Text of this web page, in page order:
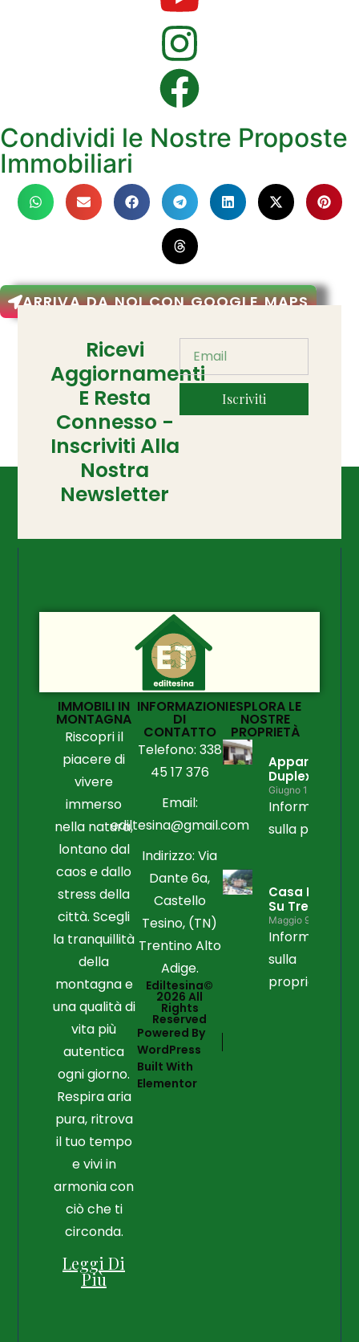
Condividi le Nostre Proposte
Immobiliari
ARRIVA DA NOI CON GOOGLE MAPS
Ricevi
Aggiornamenti
E Resta
Connesso -
Inscriviti Alla
Nostra
Newsletter
Iscriviti
IMMOBILI IN
MONTAGNA
Riscopri il
piacere di
vivere
immerso
nella natura,
lontano dal
caos e dallo
stress della
città. Scegli
la tranquillità
della
montagna e
una qualità di
vita più
autentica
ogni giorno.
Respira aria
pura, ritrova
il tuo tempo
e vivi in
armonia con
ciò che ti
circonda.
Leggi Di
Più
INFORMAZIONI
DI
CONTATTO
Telefono: 338
45 17 376
Email:
ediltesina@gmail.com
Indirizzo: Via
Dante 6a,
Castello
Tesino, (TN)
Trentino Alto
Adige.
Ediltesina©
2026 All
Rights
Reserved
Powered By
WordPress
Built With
Elementor
ESPLORA LE
NOSTRE
PROPRIETÀ
Duplex
Giugno 15, 2026
Informazioni
sulla
Casa Libera
Su Tre Lati
Maggio 9, 2026
Informazioni
sulla
proprietà